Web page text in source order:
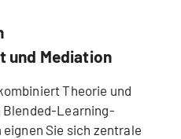
und Mediation
Theorie und
Blended-Learning-
Sie sich zentrale